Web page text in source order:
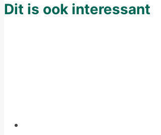
Dit is ook interessant